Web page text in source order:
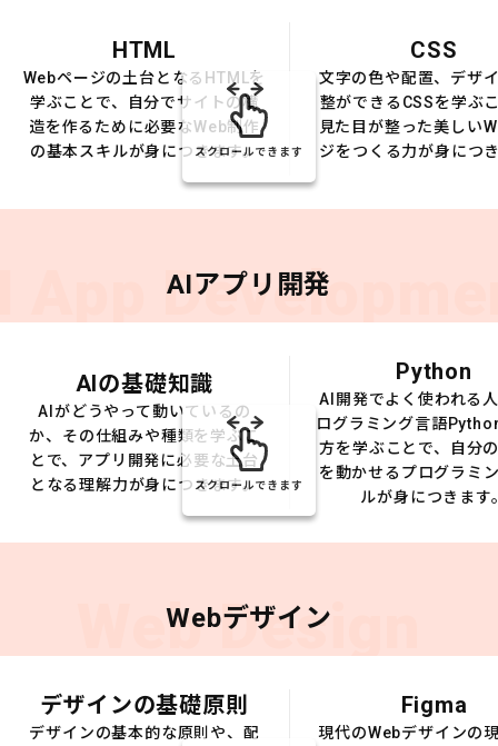
HTML
Webページの土台となるHTMLを
学ぶことで、自分でサイトの構
造を作るために必要なWeb制作
の基本スキルが身につきます。
CSS
文字の色や配置、デザ
整ができるCSSを学ぶ
見た目が整った美しい
ジをつくる力が身につ
スクロールできます
App AIアプリ開発
AIの基礎知識
AIがどうやって動いているの
か、その仕組みや種類を学ぶこ
とで、アプリ開発に必要な土台
となる理解力が身につきます。
Python
AI開発でよく使われる
ログラミング言語
方を学ぶことで、自分
を動かせるプログラミ
ルが身につきます
スクロールできます
Web Design
Webデザイン
デザインの基礎原則
デザインの基本的な原則や、配
Figma
現代のWebデザインの